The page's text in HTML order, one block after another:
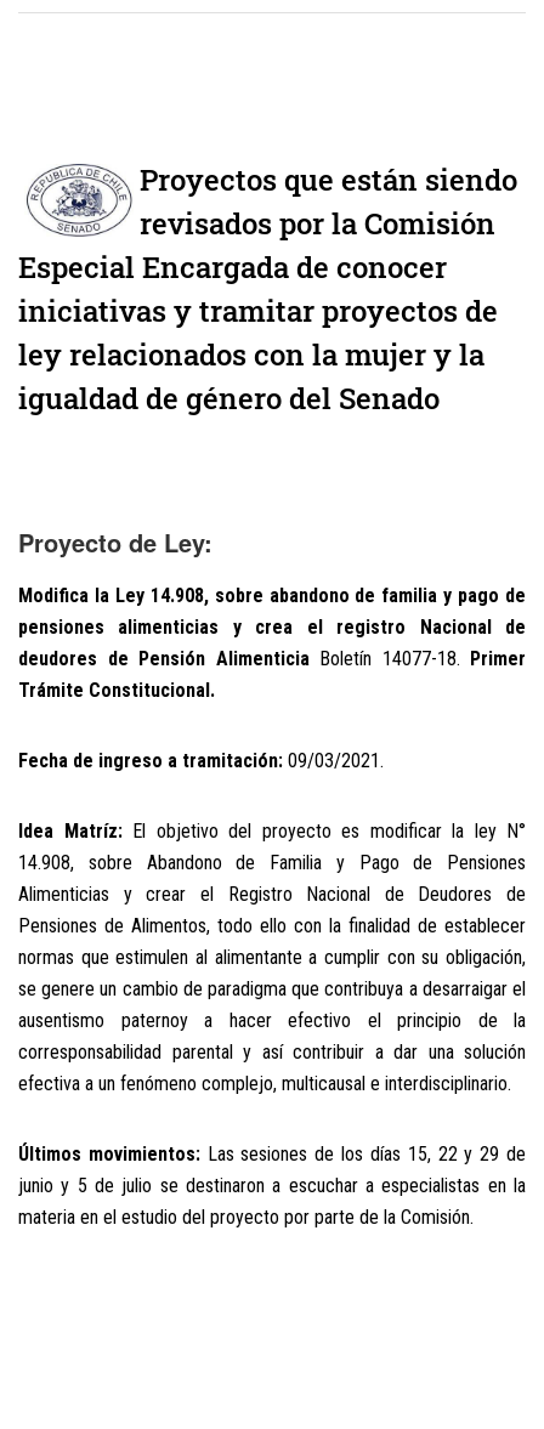
Proyectos que están siendo
revisados por la Comisión
Especial Encargada de conocer
iniciativas y tramitar proyectos de
ley relacionados con la mujer y la
igualdad de género del Senado
Proyecto de Ley:
Modifica la Ley 14.908, sobre abandono de familia y pago de
pensiones alimenticias y crea el registro Nacional de
deudores de Pensión Alimenticia Boletín 14077-18. Primer
Trámite Constitucional.
Fecha de ingreso a tramitación: 09/03/2021.
Idea Matríz: El objetivo del proyecto es modificar la ley N°
14.908, sobre Abandono de Familia y Pago de Pensiones
Alimenticias y crear el Registro Nacional de Deudores de
Pensiones de Alimentos, todo ello con la finalidad de establecer
normas que estimulen al alimentante a cumplir con su obligación,
se genere un cambio de paradigma que contribuya a desarraigar el
ausentismo paternoy a hacer efectivo el principio de la
corresponsabilidad parental y así contribuir a dar una solución
efectiva a un fenómeno complejo, multicausal e interdisciplinario.
Últimos movimientos: Las sesiones de los días 15, 22 y 29 de
junio y 5 de julio se destinaron a escuchar a especialistas en la
materia en el estudio del proyecto por parte de la Comisión.